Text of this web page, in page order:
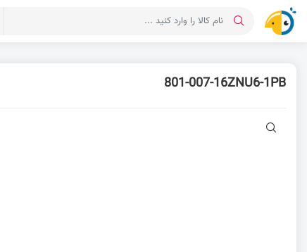
801-007-16ZNU6-1PB